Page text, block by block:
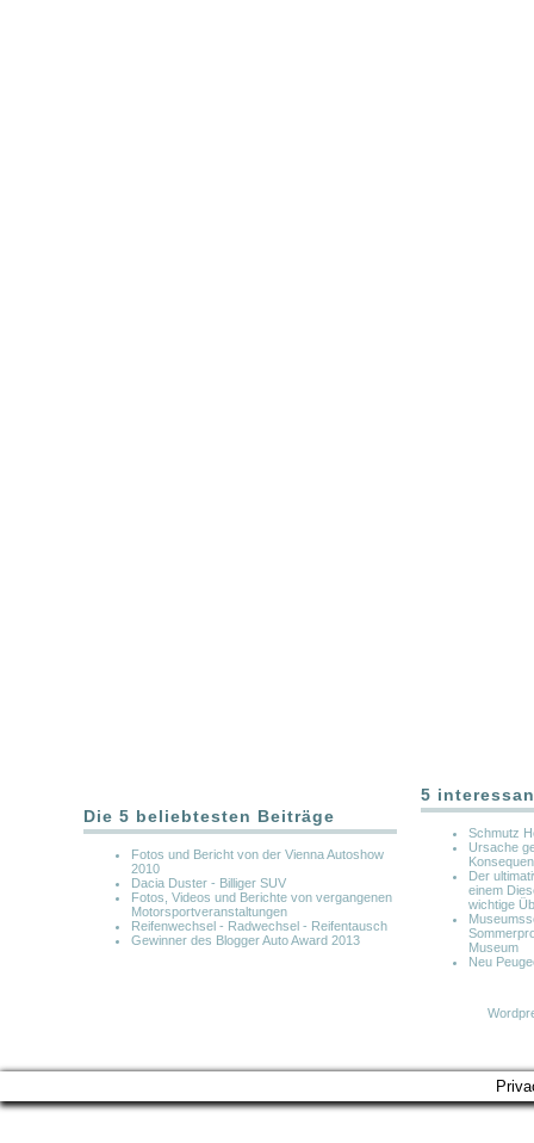
Die 5 beliebtesten Beiträge
Fotos und Bericht von der Vienna Autoshow
2010
Dacia Duster - Billiger SUV
Fotos, Videos und Berichte von vergangenen
Motorsportveranstaltungen
Reifenwechsel - Radwechsel - Reifentausch
Gewinner des Blogger Auto Award 2013
5
Schmutz
Ursache
Der
einem
wichtige
Museum
Neu